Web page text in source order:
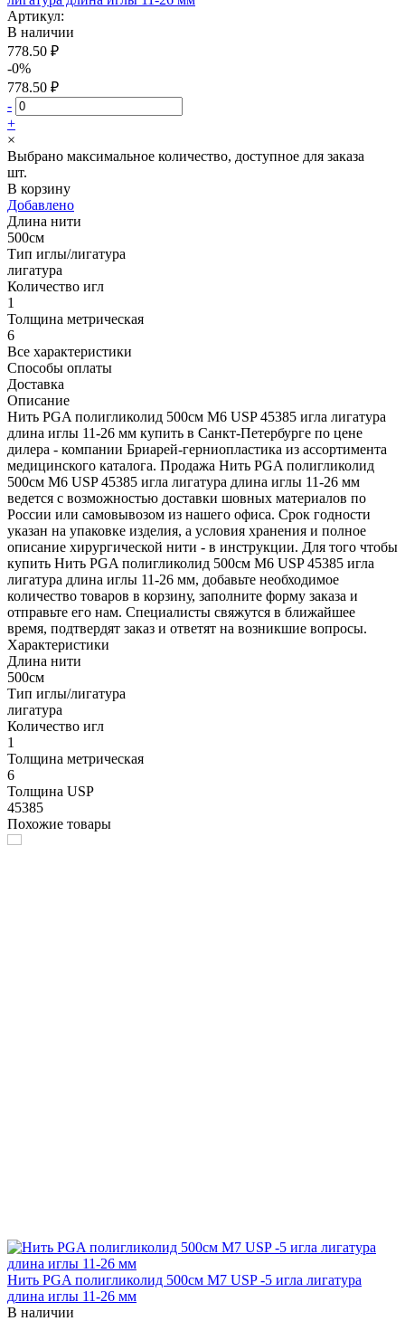
Артикул:
В наличии
778.50 ₽
-0%
778.50 ₽
-
+
×
Выбрано максимальное количество, доступное для заказа
шт.
В корзину
Добавлено
Длина нити
500см
Тип иглы/лигатура
лигатура
Количество игл
1
Толщина метрическая
6
Все характеристики
Способы оплаты
Доставка
Описание
Нить PGA полигликолид 500см М6 USP 45385 игла лигатура
длина иглы 11-26 мм купить в Санкт-Петербурге по цене
дилера - компании Бриарей-герниопластика из ассортимента
медицинского каталога. Продажа Нить PGA полигликолид
500см М6 USP 45385 игла лигатура длина иглы 11-26 мм
ведется с возможностью доставки шовных материалов по
России или самовывозом из нашего офиса. Срок годности
указан на упаковке изделия, а условия хранения и полное
описание хирургической нити - в инструкции. Для того чтобы
купить Нить PGA полигликолид 500см М6 USP 45385 игла
лигатура длина иглы 11-26 мм, добавьте необходимое
количество товаров в корзину, заполните форму заказа и
отправьте его нам. Специалисты свяжутся в ближайшее
время, подтвердят заказ и ответят на возникшие вопросы.
Характеристики
Длина нити
500см
Тип иглы/лигатура
лигатура
Количество игл
1
Толщина метрическая
6
Толщина USP
45385
Похожие товары
Нить PGA полигликолид 500см М7 USP -5 игла лигатура
длина иглы 11-26 мм
В наличии